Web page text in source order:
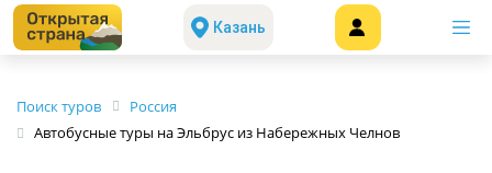
Казань
Поиск туров
Россия
Автобусные туры на Эльбрус из Набережных Челнов